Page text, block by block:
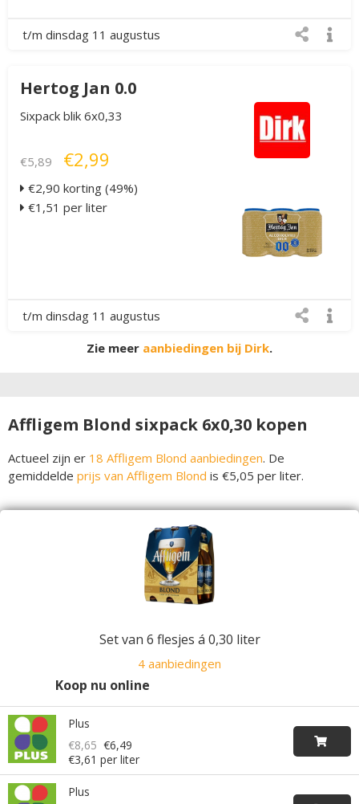
t/m dinsdag 11 augustus
Hertog Jan 0.0
Sixpack blik 6x0,33
€5,89 €2,99
€2,90 korting (49%)
€1,51 per liter
t/m dinsdag 11 augustus
Zie meer aanbiedingen bij Dirk.
Affligem Blond sixpack 6x0,30 kopen
Actueel zijn er 18 Affligem Blond aanbiedingen. De
gemiddelde prijs van Affligem Blond is €5,05 per liter.
Set van 6 flesjes á 0,30 liter
4 aanbiedingen
Koop nu online
Plus
€8,65 €6,49
€3,61 per liter
Plus